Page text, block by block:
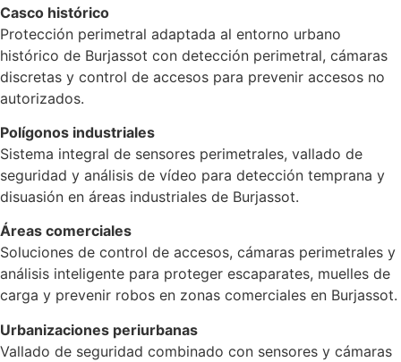
Casco histórico
Protección perimetral adaptada al entorno urbano
histórico de Burjassot con detección perimetral, cámaras
discretas y control de accesos para prevenir accesos no
autorizados.
Polígonos industriales
Sistema integral de sensores perimetrales, vallado de
seguridad y análisis de vídeo para detección temprana y
disuasión en áreas industriales de Burjassot.
Áreas comerciales
Soluciones de control de accesos, cámaras perimetrales y
análisis inteligente para proteger escaparates, muelles de
carga y prevenir robos en zonas comerciales en Burjassot.
Urbanizaciones periurbanas
Vallado de seguridad combinado con sensores y cámaras